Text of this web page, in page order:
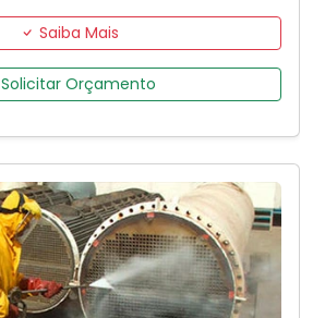
Saiba Mais
Solicitar Orçamento